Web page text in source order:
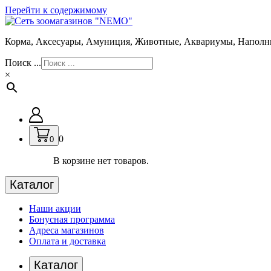
Перейти к содержимому
Корма, Аксесуары, Амуниция, Животные, Аквариумы,
Поиск ...
×
0 0
В корзине нет товаров.
Каталог
Наши акции
Бонусная программа
Адреса магазинов
Оплата и доставка
Каталог